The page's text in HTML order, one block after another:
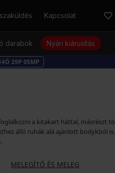
Kapcsolat
darabok Nyári kiárusítás
Ó 29P 03MP
a kitakart háttal, másrészt
álló ruhák alá ajánlott bodykból
MELEGÍTŐ ÉS MELEG